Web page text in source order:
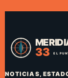
NOTICIAS,